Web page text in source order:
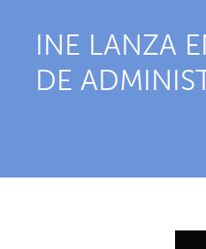
INE LANZA
DE